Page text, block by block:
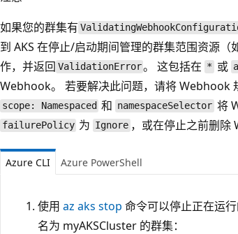
如果您的群集有
到 AKS 在停止/启动期间管理的群集范围资源
作，并返回 ValidationError。 这包括在 * 或
Webhook。 若要解决此问题，请将 Webhook
scope: Namespaced 和 namespaceSelector 将
failurePolicy 为 Ignore ，或在停止之前删除
Azure CLI Azure PowerShell
使用 az aks stop 命令可以停止正在运
名为 myAKSCluster 的群集：